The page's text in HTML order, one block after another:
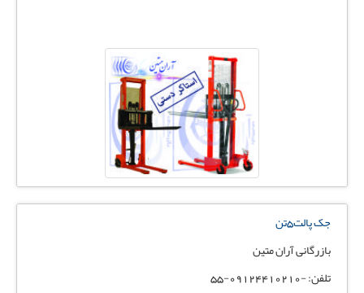
جک پالت5تن
بازرگانی آران متین
تلفن: -09124410210-55